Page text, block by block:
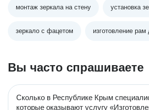
монтаж зеркала на стену установка
зеркало с фацетом изготовление рам
Вы часто спрашиваете
Сколько в Республике Крым
которые оказывают услугу